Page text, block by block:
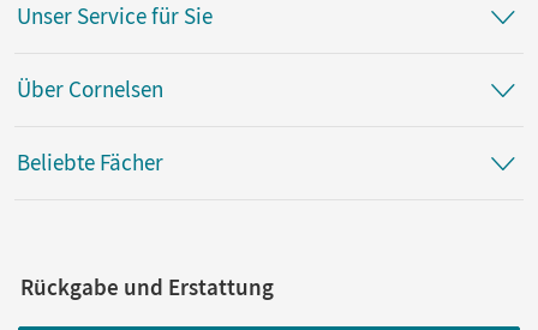
Unser Service für Sie
Über Cornelsen
Beliebte Fächer
Rückgabe und Erstattung